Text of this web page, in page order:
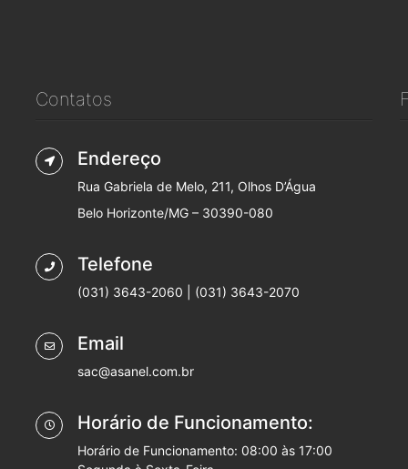
Contatos
Endereço
Rua Gabriela de Melo, 211, Olhos D’Água
Belo Horizonte/MG – 30390-080
Telefone
(031) 3643-2060 | (031) 3643-2070
Email
sac@asanel.com.br
Horário de Funcionamento:
Horário de Funcionamento: 08:00 às 17:00